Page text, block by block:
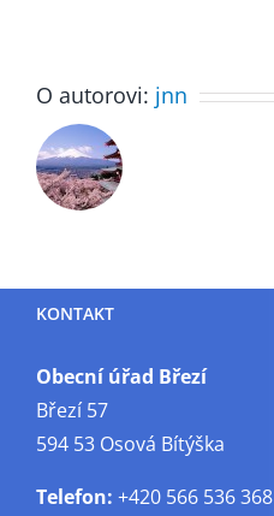
O autorovi: jnn
KONTAKT
Obecní úřad Březí
Březí 57
594 53 Osová Bítýška
Telefon: +420 566 536 368